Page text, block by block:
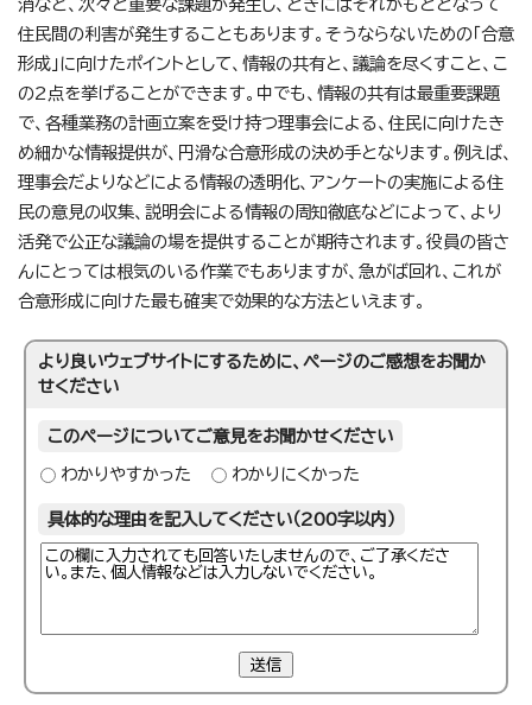
消など、次々と重要な課題が発生し、ときにはそれがもととなって
住民間の利害が発生することもあります。そうならないための「合意
形成」に向けたポイントとして、情報の共有と、議論を尽くすこと、こ
の2点を挙げることができます。中でも、情報の共有は最重要課題
で、各種業務の計画立案を受け持つ理事会による、住民に向けたき
め細かな情報提供が、円滑な合意形成の決め手となります。例えば、
理事会だよりなどによる情報の透明化、アンケートの実施による住
民の意見の収集、説明会による情報の周知徹底などによって、より
活発で公正な議論の場を提供することが期待されます。役員の皆さ
んにとっては根気のいる作業でもありますが、急がば回れ、これが
合意形成に向けた最も確実で効果的な方法といえます。
より良いウェブサイトにするために、ページのご感想をお聞か
せください
このページについてご意見をお聞かせください
わかりやすかった わかりにくかった
具体的な理由を記入してください（200字以内）
送信